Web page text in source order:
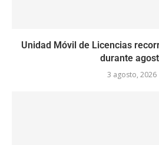
Unidad Móvil de Licencias
durante
3 agosto, 2026